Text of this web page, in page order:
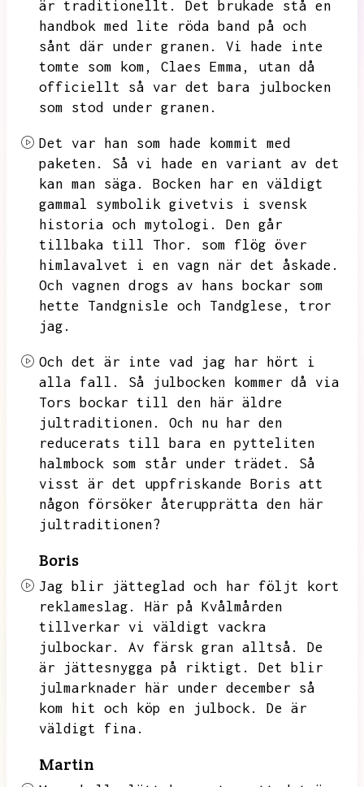
är traditionellt.
Det brukade stå en
handbok med lite röda band på och
sånt där under granen.
Vi hade inte
tomte som kom,
Claes Emma,
utan då
officiellt så var det bara julbocken
som stod under granen.
Det var han som hade kommit med
paketen.
Så vi hade en variant av det
kan man säga.
Bocken har en väldigt
gammal symbolik givetvis i svensk
historia och mytologi.
Den går
tillbaka till Thor.
som flög över
himlavalvet i en vagn när det åskade.
Och vagnen drogs av hans bockar som
hette Tandgnisle och Tandglese,
tror
jag.
Och det är inte vad jag har hört i
alla fall.
Så julbocken kommer då via
Tors bockar till den här äldre
jultraditionen.
Och nu har den
reducerats till bara en pytteliten
halmbock som står under trädet.
Så
visst är det uppfriskande Boris att
någon försöker återupprätta den här
jultraditionen?
Boris
Jag blir jätteglad och har följt kort
reklameslag.
Här på Kvålmården
tillverkar vi väldigt vackra
julbockar.
Av färsk gran alltså.
De
är jättesnygga på riktigt.
Det blir
julmarknader här under december så
kom hit och köp en julbock.
De är
väldigt fina.
Martin